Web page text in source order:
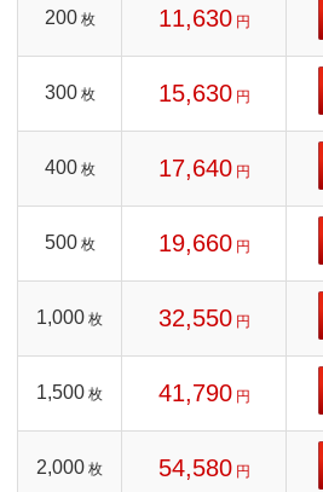
200 枚 11,630 円
300 枚 15,630 円
400 枚 17,640 円
500 枚 19,660 円
1,000 枚 32,550 円
1,500 枚 41,790 円
2,000 枚 54,580 円